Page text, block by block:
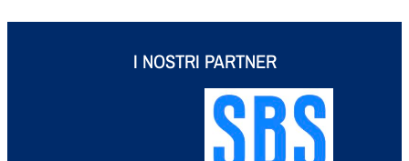
I NOSTRI PARTNER